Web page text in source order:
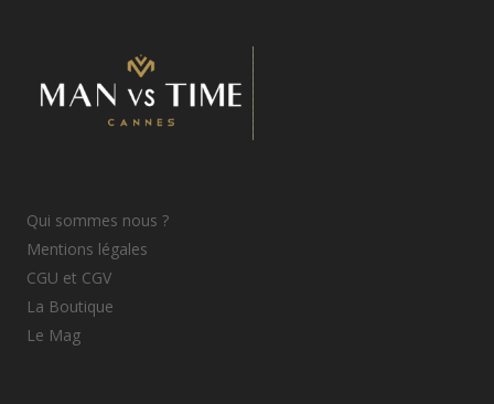
Qui sommes nous ?
Mentions légales
CGU et CGV
La Boutique
Le Mag